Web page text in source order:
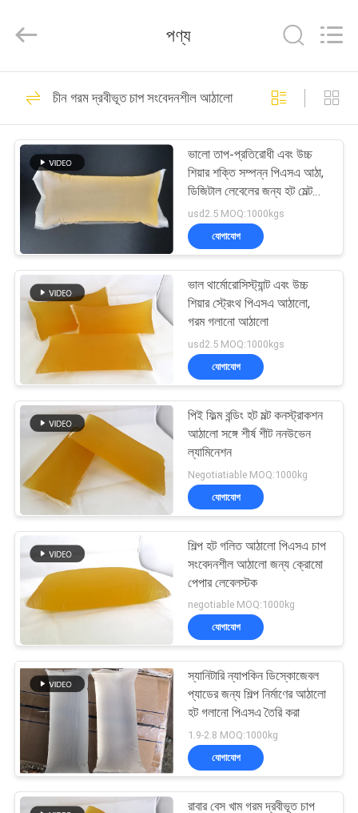
পণ্য
আমাদের
সম্পর্কে
কারখানা
ভ্রমণ
নিয়ন্ত্রণ
আমাদের
সাথে
যোগাযোগ
করুন
খবর
মামলা
একটি
উদ্ধৃতি
অনুরোধ
সাইট
ম্যাপ
Adhesive
Products
Rights
হট গলানো পিএসএ আঠালো
105
গরম দ্রবীভূত চাপ
সংবেদনশীল আঠালো
78
পিএসএ চাপ সংবেদনশীল
আঠালো
26
পিএসএ আঠালো
18
পণ্য
চীন গরম দ্রবীভূত চাপ সংবেদনশীল আঠালো
ভালো তাপ-প্রতিরোধী এবং উচ্চ
শিয়ার শক্তি সম্পন্ন পিএসএ আঠা,
ডিজিটাল লেবেলের জন্য হট মেল্ট
আঠা
usd2.5 MOQ:1000kgs
যোগাযোগ
ভাল থার্মোরোসিস্ট্যান্ট এবং উচ্চ
শিয়ার স্ট্রেংথ পিএসএ আঠালো,
গরম গলানো আঠালো
usd2.5 MOQ:1000kgs
যোগাযোগ
পিই ফিল্ম বন্ডিং হট মল্ট কনস্ট্রাকশন
আঠালো সঙ্গে শীর্ষ শীট ননউভেন
ল্যামিনেশন
Negotiatiable MOQ:1000kg
যোগাযোগ
শিল্প হট গলিত আঠালো পিএসএ চাপ
সংবেদনশীল আঠালো জন্য ক্রোমো
পেপার লেবেলস্টক
negotiable MOQ:1000kg
যোগাযোগ
স্যানিটারি ন্যাপকিন ডিস্কোজেবল
প্যাডের জন্য শিল্প নির্মাণের আঠালো
হট গলানো পিএসএ তৈরি করা
1.9-2.8 MOQ:1000kg
যোগাযোগ
রাবার বেস খাম গরম দ্রবীভূত চাপ